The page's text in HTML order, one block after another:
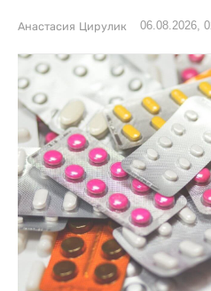
Анастасия Цирулик 06.08.2026,